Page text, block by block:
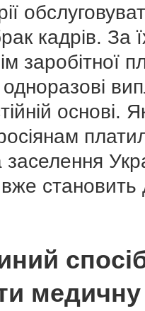
кадрів. За
заробітної
основі.
заселення
становить
медичну